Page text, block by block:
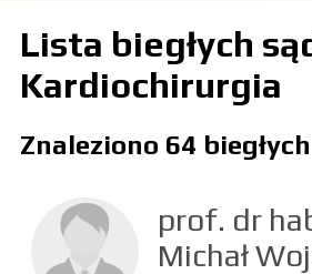
Lista biegłych
Kardiochirurgia
Znaleziono 64 biegłych
prof. dr
Michał